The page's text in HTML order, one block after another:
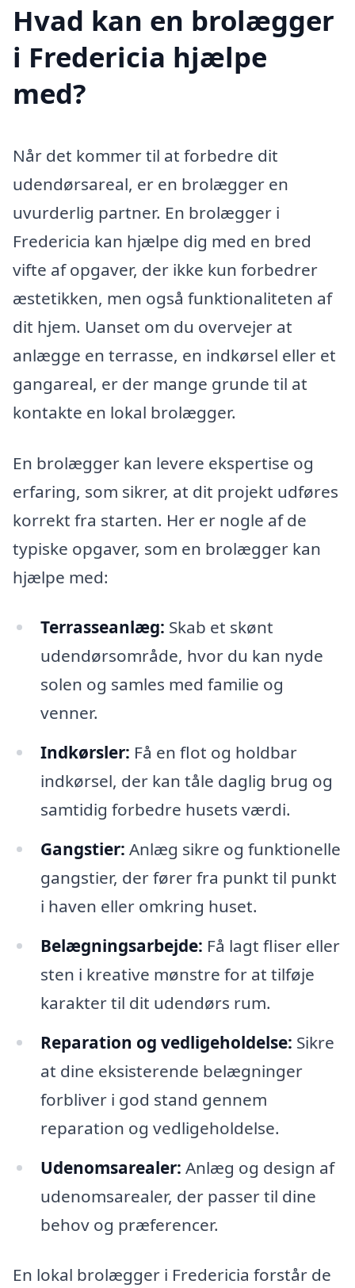
Hvad kan en brolægger
i Fredericia hjælpe
med?
Når det kommer til at forbedre dit
udendørsareal, er en brolægger en
uvurderlig partner. En brolægger i
Fredericia kan hjælpe dig med en bred
vifte af opgaver, der ikke kun forbedrer
æstetikken, men også funktionaliteten af
dit hjem. Uanset om du overvejer at
anlægge en terrasse, en indkørsel eller et
gangareal, er der mange grunde til at
kontakte en lokal brolægger.
En brolægger kan levere ekspertise og
erfaring, som sikrer, at dit projekt udføres
korrekt fra starten. Her er nogle af de
typiske opgaver, som en brolægger kan
hjælpe med:
Terrasseanlæg: Skab et skønt
udendørsområde, hvor du kan nyde
solen og samles med familie og
venner.
Indkørsler: Få en flot og holdbar
indkørsel, der kan tåle daglig brug og
samtidig forbedre husets værdi.
Gangstier: Anlæg sikre og funktionelle
gangstier, der fører fra punkt til punkt
i haven eller omkring huset.
Belægningsarbejde: Få lagt fliser eller
sten i kreative mønstre for at tilføje
karakter til dit udendørs rum.
Reparation og vedligeholdelse: Sikre
at dine eksisterende belægninger
forbliver i god stand gennem
reparation og vedligeholdelse.
Udenomsarealer: Anlæg og design af
udenomsarealer, der passer til dine
behov og præferencer.
En lokal brolægger i Fredericia forstår de